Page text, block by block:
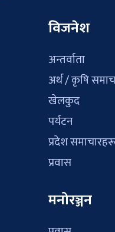
विजनेश
अन्तर्वाता
अर्थ / कृषि
खेलकुद
पर्यटन
प्रदेश
प्रवास
मनोरञ्जन